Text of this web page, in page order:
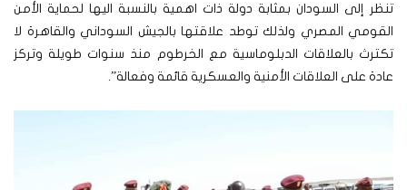
تنظر إلى السودان بمثابة دولة ذات اهمية بالنسبة اليها لحماية الأمن
القومي المصري ولذلك توطد علاقتها بالجيش السوداني والقاهرة لا
تكترث بالعلاقات الدبلوماسية مع الخرطوم منذ سنوات طويلة وتركز
عادة على العلاقات الأمنية والعسكرية قائمة وفعالة”.